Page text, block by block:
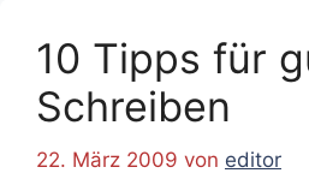
10 Tipps für
Schreiben
22. März 2009 von editor